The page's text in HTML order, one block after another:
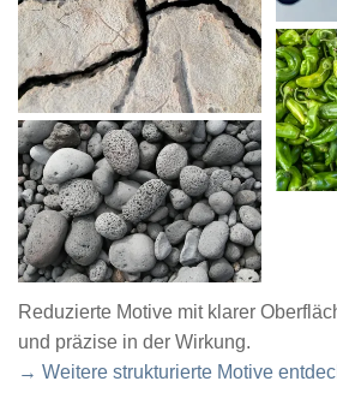
Reduzierte Motive mit klarer
und präzise in der Wirkung.
→ Weitere strukturierte Motive